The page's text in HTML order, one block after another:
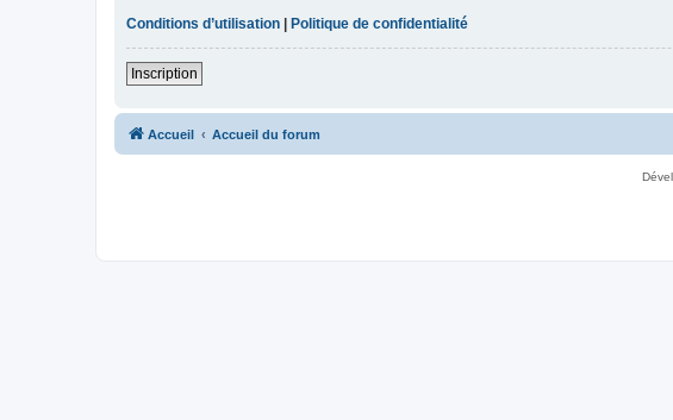
Conditions d’utilisation | Politique de confidentialité
Inscription
Accueil Accueil du forum